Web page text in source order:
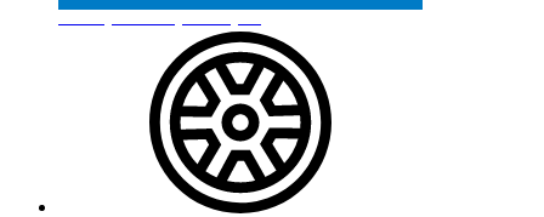
Реестр МинПромТорга